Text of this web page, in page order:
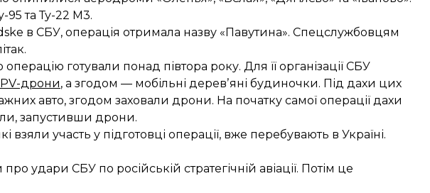
95 та Ту-22 М3.
в СБУ, операція отримала назву «Павутина». Спецслужбовцям
готували понад півтора року. Для її організації СБУ
дрони, а згодом — мобільні деревʼяні будиночки. Під дахи цих
авто, згодом заховали дрони. На початку самої операції дахи
запустивши дрони.
участь у підготовці операції, вже перебувають в Україні.
удари СБУ по російській стратегічній авіації. Потім це